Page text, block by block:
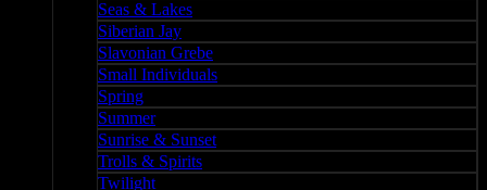
Seas & Lakes
Siberian Jay
Slavonian Grebe
Small Individuals
Spring
Summer
Sunrise & Sunset
Trolls & Spirits
Twilight